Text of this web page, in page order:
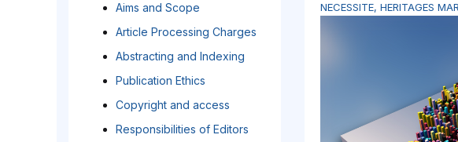
Aims and Scope
Article Processing Charges
Abstracting and Indexing
Publication Ethics
Copyright and access
Responsibilities of Editors
NECESSITE, HERITAGES